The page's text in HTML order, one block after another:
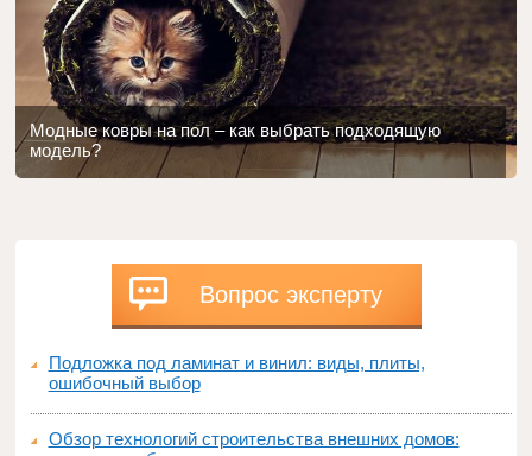
Модные ковры на пол – как выбрать подходящую
модель?
Вопрос эксперту
Подложка под ламинат и винил: виды, плиты,
ошибочный выбор
Обзор технологий строительства внешних домов: